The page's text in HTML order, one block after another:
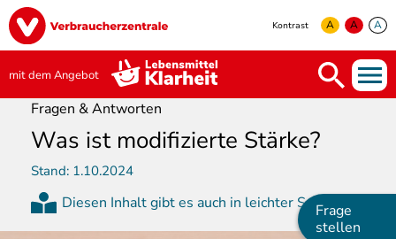
Direkt
zum
Inhalt
Image
Kontrast A A A
mit dem Angebot
Frage
stellen
Fragen & Antworten
Was ist modifizierte Stärke?
Stand: 1.10.2024
Diesen Inhalt gibt es auch in leichter Sprache